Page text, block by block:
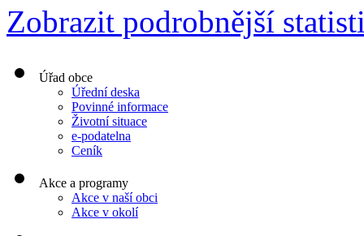
Zobrazit podrobnější
Úřad obce
Úřední deska
Povinné informace
Životní situace
e-podatelna
Ceník
Akce a programy
Akce v naší obci
Akce v okolí